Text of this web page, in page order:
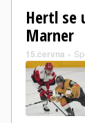
Hertl
Marner
15.června »